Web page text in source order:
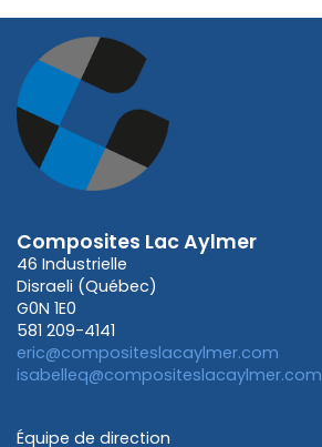
Composites Lac Aylmer
46 Industrielle
Disraeli (Québec)
G0N 1E0
581 209-4141
eric@compositeslacaylmer.com
isabelleq@compositeslacaylmer.com
Équipe de direction